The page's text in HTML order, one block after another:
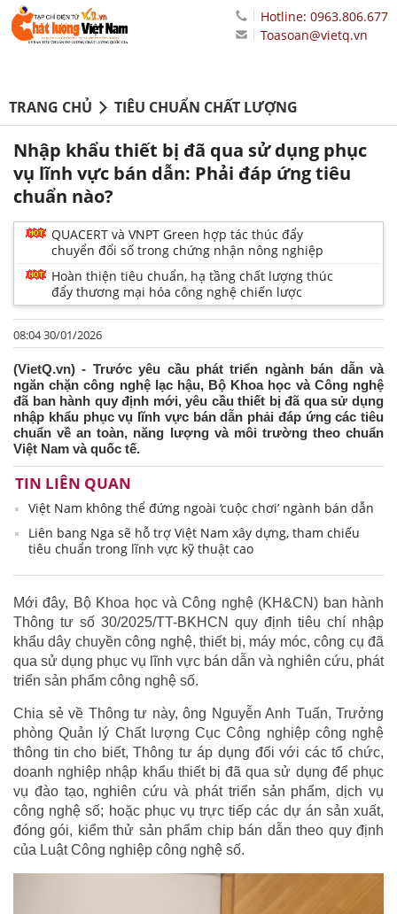
Hotline: 0963.806.677
Toasoan@vietq.vn
TRANG CHỦ TIÊU CHUẨN CHẤT LƯỢNG
Nhập khẩu thiết bị đã qua sử dụng phục
vụ lĩnh vực bán dẫn: Phải đáp ứng tiêu
chuẩn nào?
QUACERT và VNPT Green hợp tác thúc đẩy
chuyển đổi số trong chứng nhận nông nghiệp
Hoàn thiện tiêu chuẩn, hạ tầng chất lượng thúc
đẩy thương mại hóa công nghệ chiến lược
08:04 30/01/2026
(VietQ.vn) - Trước yêu cầu phát triển ngành bán dẫn và
ngăn chặn công nghệ lạc hậu, Bộ Khoa học và Công nghệ
đã ban hành quy định mới, yêu cầu thiết bị đã qua sử dụng
nhập khẩu phục vụ lĩnh vực bán dẫn phải đáp ứng các tiêu
chuẩn về an toàn, năng lượng và môi trường theo chuẩn
Việt Nam và quốc tế.
TIN LIÊN QUAN
Việt Nam không thể đứng ngoài ‘cuộc chơi’ ngành bán dẫn
Liên bang Nga sẽ hỗ trợ Việt Nam xây dựng, tham chiếu
tiêu chuẩn trong lĩnh vực kỹ thuật cao
Mới đây, Bộ Khoa học và Công nghệ (KH&CN) ban hành
Thông tư số 30/2025/TT-BKHCN quy định tiêu chí nhập
khẩu dây chuyền công nghệ, thiết bị, máy móc, công cụ đã
qua sử dụng phục vụ lĩnh vực bán dẫn và nghiên cứu, phát
triển sản phẩm công nghệ số.
Chia sẻ về Thông tư này, ông Nguyễn Anh Tuấn, Trưởng
phòng Quản lý Chất lượng Cục Công nghiệp công nghệ
thông tin cho biết, Thông tư áp dụng đối với các tổ chức,
doanh nghiệp nhập khẩu thiết bị đã qua sử dụng để phục
vụ đào tạo, nghiên cứu và phát triển sản phẩm, dịch vụ
công nghệ số; hoặc phục vụ trực tiếp các dự án sản xuất,
đóng gói, kiểm thử sản phẩm chip bán dẫn theo quy định
của Luật Công nghiệp công nghệ số.